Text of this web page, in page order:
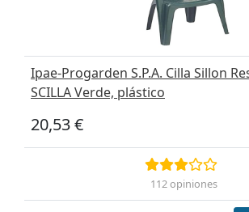
Ipae-Progarden S.P.A. Cilla Sillon
SCILLA Verde, plástico
20,53 €
112 opiniones